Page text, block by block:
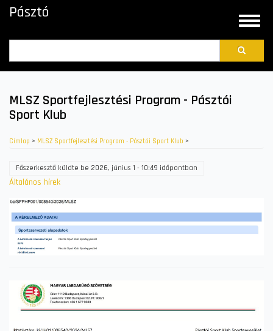
Ugrás
Toggle
Pásztó
MLSZ Sportfejlesztési Program - Pásztói
Sport Klub
Címlap > MLSZ Sportfejlesztési Program - Pásztói Sport Klub >
Főszerkesztő küldte be 2026, június 1 - 10:49 időpontban
Általános hírek